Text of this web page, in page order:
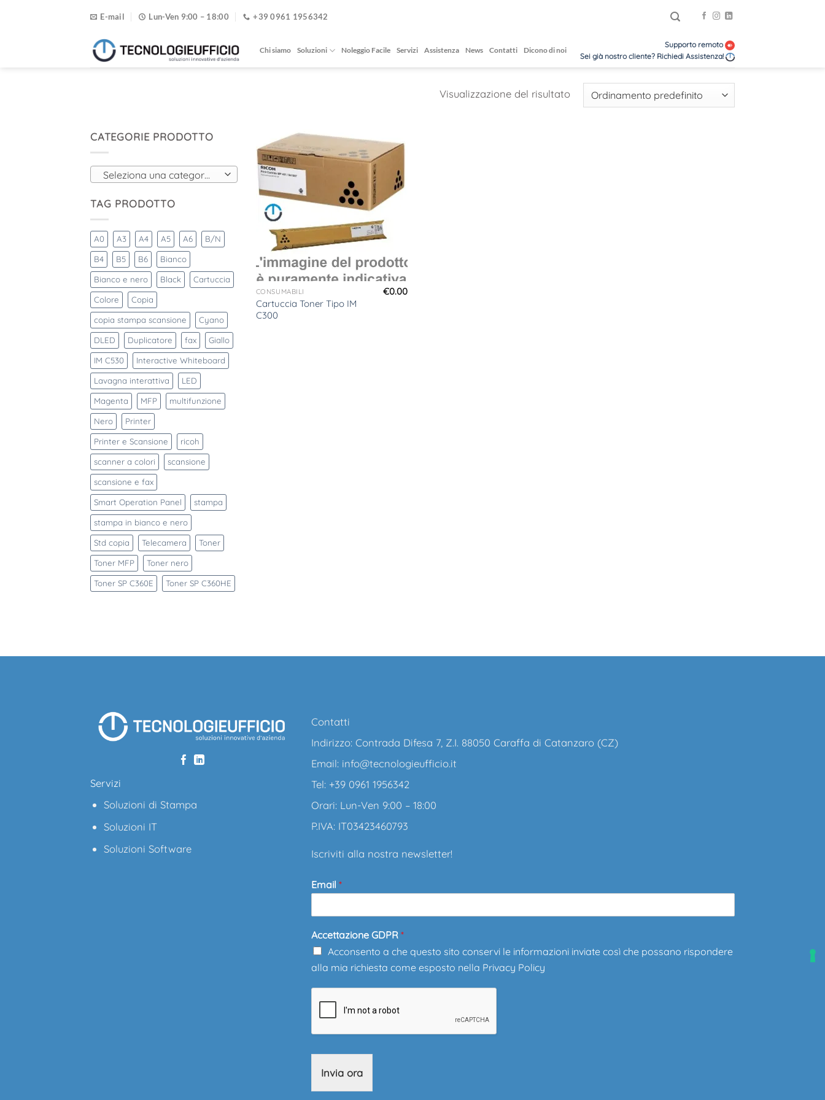
E-mail Lun-Ven 9:00 – 18:00 +39 0961 1956342
Chi siamo Soluzioni Noleggio Facile Servizi Assistenza News Contatti Dicono di noi
Supporto remoto
Sei già nostro cliente? Richiedi Assistenza!
Visualizzazione del risultato
CATEGORIE PRODOTTO
Seleziona una categoria
TAG PRODOTTO
A0 A3 A4 A5 A6 B/N
B4 B5 B6 Bianco
Bianco e nero Black Cartuccia
Colore Copia
copia stampa scansione Cyano
DLED Duplicatore fax Giallo
IM C530 Interactive Whiteboard
Lavagna interattiva LED
Magenta MFP multifunzione
Nero Printer
Printer e Scansione ricoh
scanner a colori scansione
scansione e fax
Smart Operation Panel stampa
stampa in bianco e nero
Std copia Telecamera Toner
Toner MFP Toner nero
Toner SP C360E Toner SP C360HE
CONSUMABILI
Cartuccia Toner Tipo IM
C300
€0.00
Servizi
Soluzioni di Stampa
Soluzioni IT
Soluzioni Software
Contatti
Indirizzo: Contrada Difesa 7, Z.I. 88050 Caraffa di Catanzaro (CZ)
Email: info@tecnologieufficio.it
Tel: +39 0961 1956342
Orari: Lun-Ven 9:00 – 18:00
P.IVA: IT03423460793
Iscriviti alla nostra newsletter!
Email *
Accettazione GDPR *
Acconsento a che questo sito conservi le informazioni inviate così che possano rispondere
alla mia richiesta come esposto nella Privacy Policy
Invia ora